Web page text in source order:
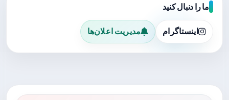
ما را دنبال کنید
اینستاگرام مدیریت اعلان‌ها